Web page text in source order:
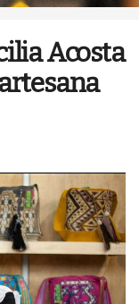
Acosta